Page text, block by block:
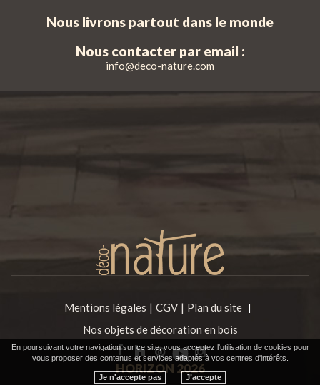
Nous livrons partout dans le monde
Nous contacter par email :
info@deco-nature.com
Mentions légales CGV Plan du site |
Nos objets de décoration en bois
HORIZON 2026
En poursuivant votre navigation sur ce site, vous acceptez l'utilisation de cookies pour
vous proposer des contenus et services adaptés à vos centres d'intérêts.
Je n'accepte pas